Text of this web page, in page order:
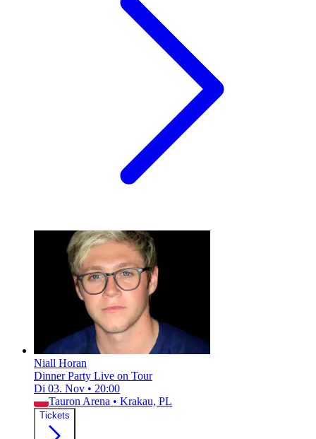
Niall Horan
Dinner Party Live on Tour
Di 03. Nov • 20:00
Tauron Arena • Krakau, PL
Tickets